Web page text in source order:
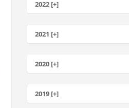
2022 [+]
2021 [+]
October
July
2020 [+]
January
2019 [+]